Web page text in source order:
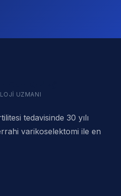
UZMANI
tedavisinde 30 yılı
varikoselektomi ile en